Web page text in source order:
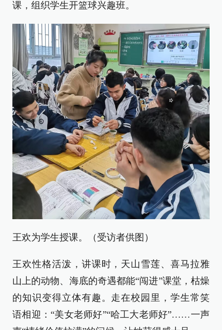
课，组织学生开篮球兴趣班。
王欢为学生授课。（受访者供图）
王欢性格活泼，讲课时，天山雪莲、喜马拉雅
山上的动物、海底的奇遇都能“闯进”课堂，枯燥
的知识变得立体有趣。走在校园里，学生常笑
语相迎：“美女老师好”“哈工大老师好”……一声